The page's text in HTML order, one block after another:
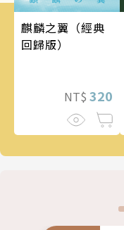
麒麟之翼（經典
回歸版）
NT$ 320